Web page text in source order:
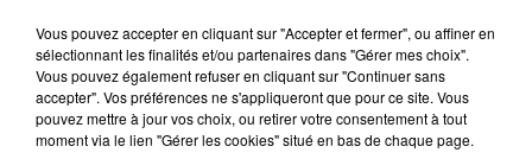
7 août 2026
Angèle et Amélie Lens dévoilent leur
collaboration tant attendue
Vous pouvez accepter en cliquant sur "Accepter et fermer", ou affiner en
sélectionnant les finalités et/ou partenaires dans "Gérer mes choix".
Vous pouvez également refuser en cliquant sur "Continuer sans
accepter". Vos préférences ne s'appliqueront que pour ce site. Vous
pouvez mettre à jour vos choix, ou retirer votre consentement à tout
moment via le lien "Gérer les cookies" situé en bas de chaque page.